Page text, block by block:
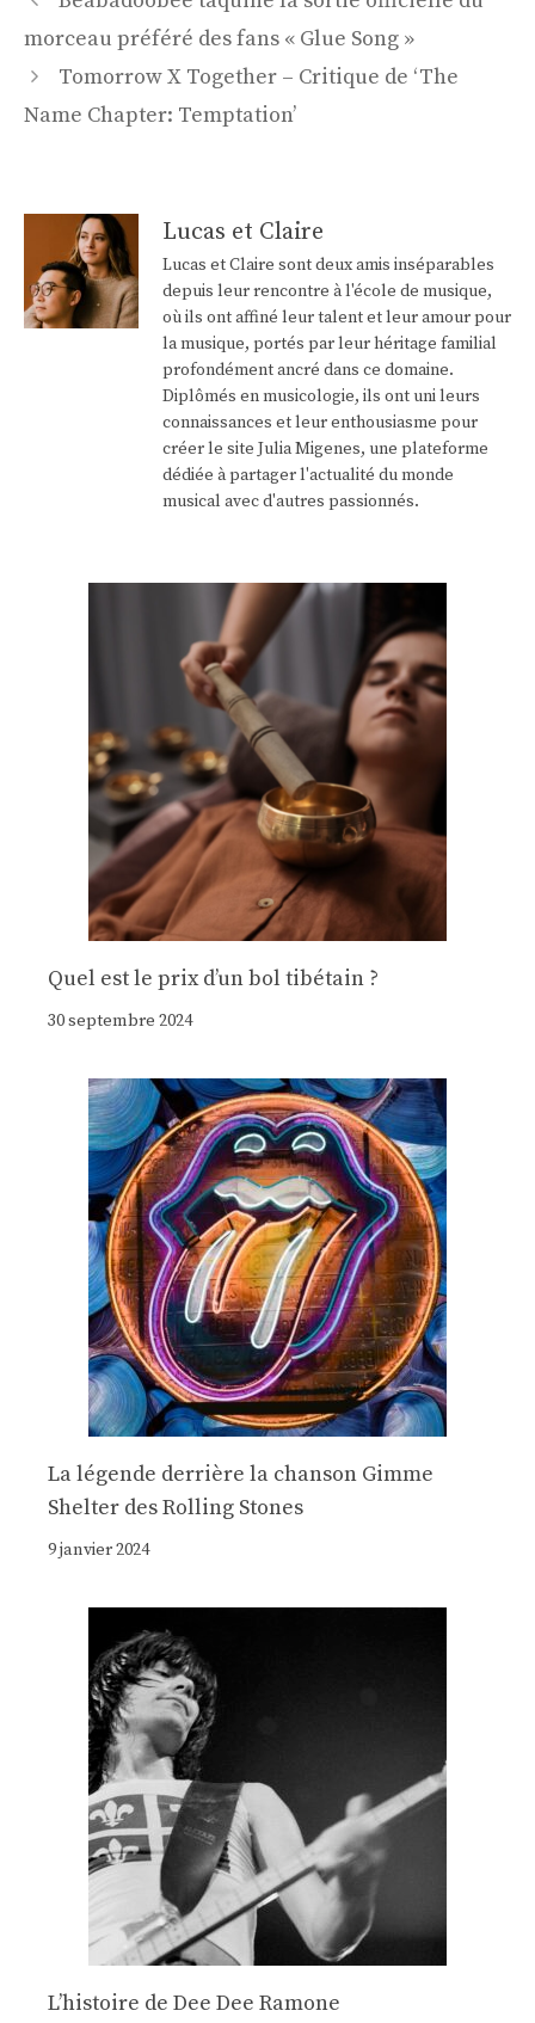
des
morceau préféré des fans « Glue Song »
Tomorrow X Together – Critique de ‘The
Name Chapter: Temptation’
Lucas et Claire
Lucas et Claire sont deux amis inséparables
depuis leur rencontre à l'école de musique,
où ils ont affiné leur talent et leur amour pour
la musique, portés par leur héritage familial
profondément ancré dans ce domaine.
Diplômés en musicologie, ils ont uni leurs
connaissances et leur enthousiasme pour
créer le site Julia Migenes, une plateforme
dédiée à partager l'actualité du monde
musical avec d'autres passionnés.
Quel est le prix d’un bol tibétain ?
30 septembre 2024
La légende derrière la chanson Gimme
Shelter des Rolling Stones
9 janvier 2024
Lʼhistoire de Dee Dee Ramone